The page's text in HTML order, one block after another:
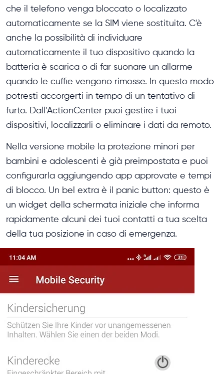
che il telefono venga bloccato o localizzato
automaticamente se la SIM viene sostituita. C'è
anche la possibilità di individuare
automaticamente il tuo dispositivo quando la
batteria è scarica o di far suonare un allarme
quando le cuffie vengono rimosse. In questo modo
potresti accorgerti in tempo di un tentativo di
furto. Dall'ActionCenter puoi gestire i tuoi
dispositivi, localizzarli o eliminare i dati da remoto.
Nella versione mobile la protezione minori per
bambini e adolescenti è già preimpostata e puoi
configurarla aggiungendo app approvate e tempi
di blocco. Un bel extra è il panic button: questo è
un widget della schermata iniziale che informa
rapidamente alcuni dei tuoi contatti a tua scelta
della tua posizione in caso di emergenza.